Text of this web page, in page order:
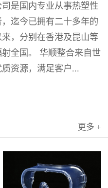
是国内专业从事热塑性
迄今已拥有二十多年的
，分别在香港及昆山等
全国。 华顺整合来自世
资源，满足客户...
更多 +